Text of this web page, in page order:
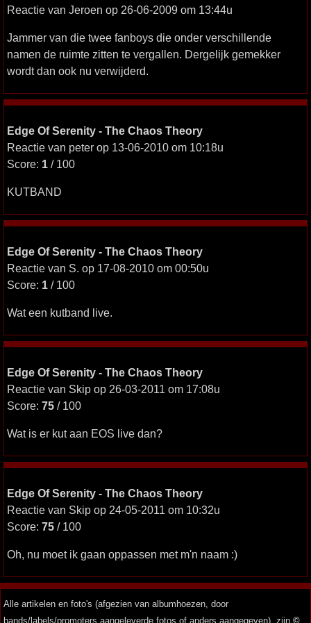
Reactie van Jeroen op 26-06-2009 om 13:44u
Jammer van die twee fanboys die onder verschillende
namen de ruimte zitten te vergallen. Dergelijk gemekker
wordt dan ook nu verwijderd.
Edge Of Serenity - The Chaos Theory
Reactie van peter op 13-06-2010 om 10:18u
Score: 1 / 100
KUTBAND
Edge Of Serenity - The Chaos Theory
Reactie van S. op 17-08-2010 om 00:50u
Score: 1 / 100
Wat een kutband live.
Edge Of Serenity - The Chaos Theory
Reactie van Skip op 26-03-2011 om 17:08u
Score: 75 / 100
Wat is er kut aan EOS live dan?
Edge Of Serenity - The Chaos Theory
Reactie van Skip op 24-05-2011 om 10:32u
Score: 75 / 100
Oh, nu moet ik gaan oppassen met m'n naam :)
Alle artikelen en foto's (afgezien van albumhoezen, door
bands/labels/promoters aangeleverde fotos of anders aangegeven), zijn ©